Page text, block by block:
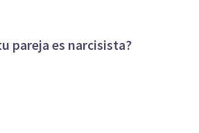
pareja es narcisista?